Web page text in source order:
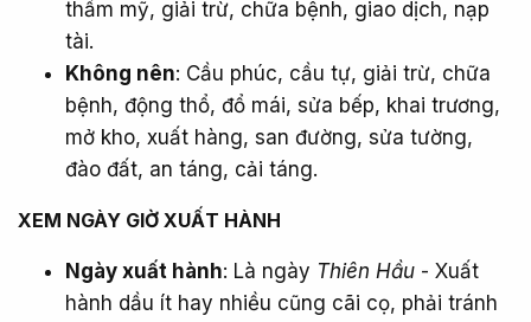
thẩm mỹ, giải trừ, chữa bệnh, giao dịch, nạp
tài.
Không nên: Cầu phúc, cầu tự, giải trừ, chữa
bệnh, động thổ, đổ mái, sửa bếp, khai trương,
mở kho, xuất hàng, san đường, sửa tường,
đào đất, an táng, cải táng.
XEM NGÀY GIỜ XUẤT HÀNH​
Ngày xuất hành: Là ngày Thiên Hầu - Xuất
hành dầu ít hay nhiều cũng cãi cọ, phải tránh